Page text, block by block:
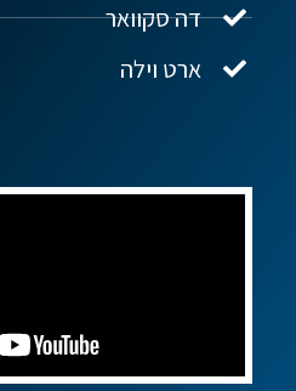
דה סקוואר
ארט וילה